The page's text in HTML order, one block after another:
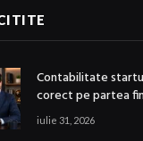
Contabilitate
corect pe partea
iulie 31, 2026